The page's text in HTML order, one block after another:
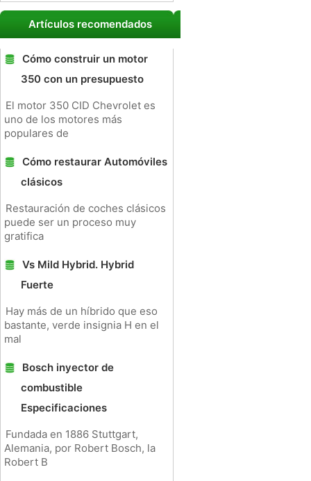
Artículos recomendados
Cómo construir un motor
350 con un presupuesto
El motor 350 CID Chevrolet es
uno de los motores más
populares de
Cómo restaurar Automóviles
clásicos
Restauración de coches clásicos
puede ser un proceso muy
gratifica
Vs Mild Hybrid. Hybrid
Fuerte
Hay más de un híbrido que eso
bastante, verde insignia H en el
mal
Bosch inyector de
combustible
Especificaciones
Fundada en 1886 Stuttgart,
Alemania, por Robert Bosch, la
Robert B